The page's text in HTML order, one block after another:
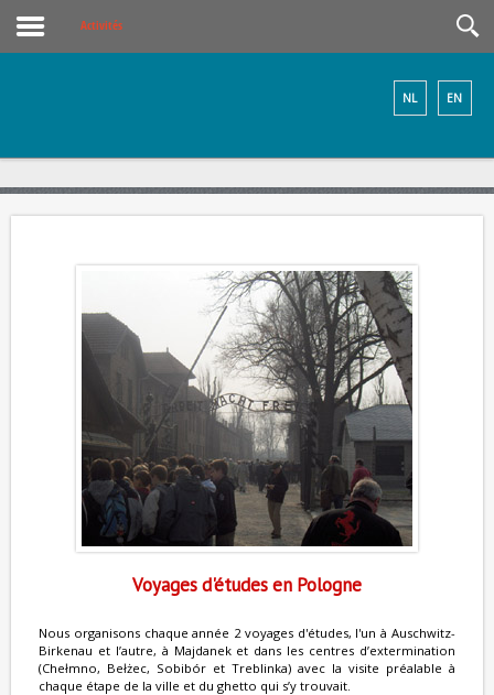
Activités
EN
NL
Voyages d'études en Pologne
Nous organisons chaque année 2 voyages d'études, l'un à Auschwitz-
Birkenau et l’autre, à Majdanek et dans les centres d’extermination
(Chełmno, Bełżec, Sobibór et Treblinka) avec la visite préalable à
chaque étape de la ville et du ghetto qui s’y trouvait.